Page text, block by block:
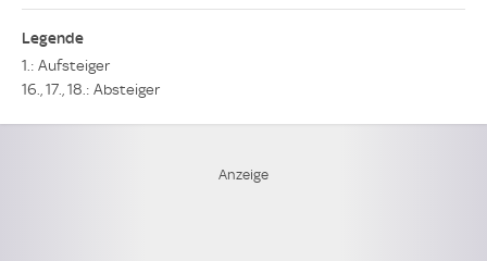
Legende
1.: Aufsteiger
16., 17., 18.: Absteiger